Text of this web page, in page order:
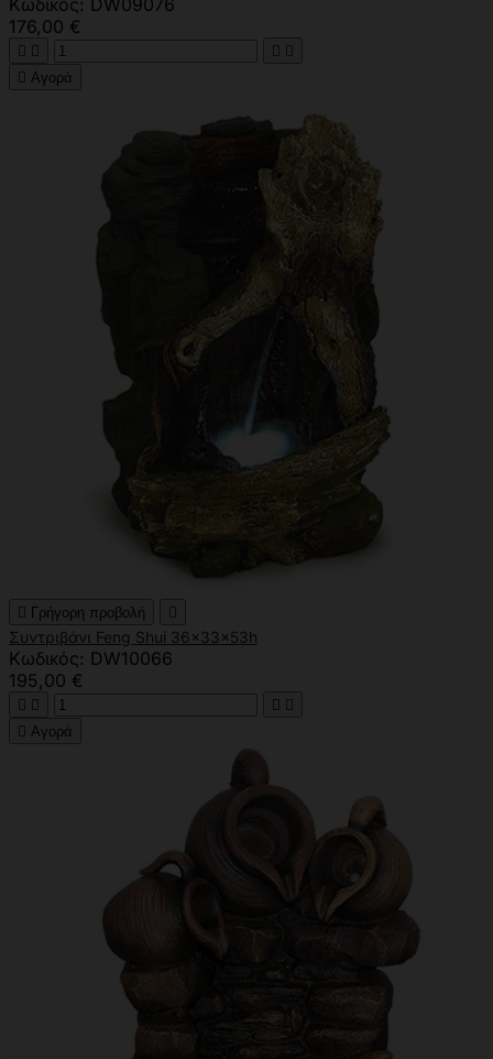
176,00 €
   
 Αγορά
 Γρήγορη προβολή 
Συντριβάνι Feng Shui 36x33x53h
Κωδικός: DW10066
195,00 €
   
 Αγορά